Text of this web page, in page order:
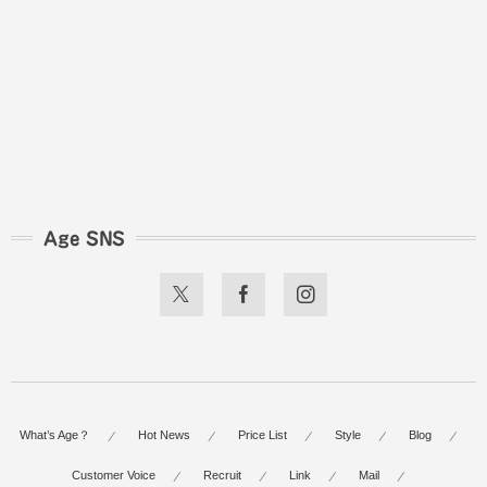
Age SNS
What’s Age？ Hot News Price List Style Blog
Customer Voice Recruit Link Mail